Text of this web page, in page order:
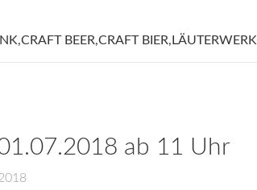
,CRAFT BEER,CRAFT BIER, LÄUTERWERK
ab 11 Uhr